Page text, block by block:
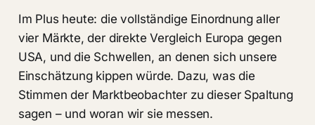
Im Plus heute: die vollständige Einordnung aller
vier Märkte, der direkte Vergleich Europa gegen
USA, und die Schwellen, an denen sich unsere
Einschätzung kippen würde. Dazu, was die
Stimmen der Marktbeobachter zu dieser Spaltung
sagen – und woran wir sie messen.